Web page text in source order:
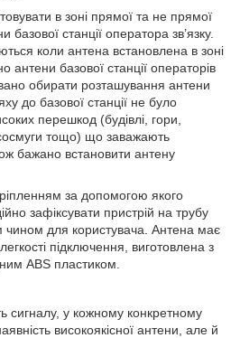
в зоні прямої та не прямої
базової станції оператора зв’язку.
коли антена встановлена в зоні
антени базової станції операторів
обирати розташування антени
до базової станції не було
перешкод (будівлі, гори,
тощо) що заважають
бажано встановити антену
за допомогою якого
зафіксувати пристрій на трубу
чином для користувача. Антена має
підключення, виготовлена з
ABS пластиком.
сигналу, у кожному конкретному
високоякісної антени, але й